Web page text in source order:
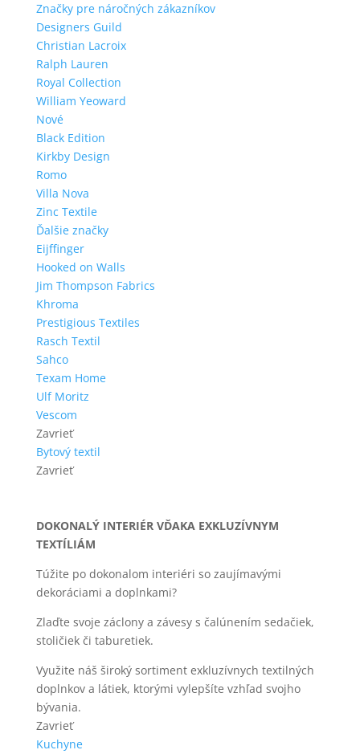
Značky pre náročných zákazníkov
Designers Guild
Christian Lacroix
Ralph Lauren
Royal Collection
William Yeoward
Nové
Black Edition
Kirkby Design
Romo
Villa Nova
Zinc Textile
Ďalšie značky
Eijffinger
Hooked on Walls
Jim Thompson Fabrics
Khroma
Prestigious Textiles
Rasch Textil
Sahco
Texam Home
Ulf Moritz
Vescom
Zavrieť
Bytový textil
Zavrieť
DOKONALÝ INTERIÉR VĎAKA EXKLUZÍVNYM
TEXTÍLIÁM
Túžite po dokonalom interiéri so zaujímavými
dekoráciami a doplnkami?
Zlaďte svoje záclony a závesy s čalúnením sedačiek,
stoličiek či taburetiek.
Využite náš široký sortiment exkluzívnych textilných
doplnkov a látiek, ktorými vylepšíte vzhľad svojho
bývania.
Zavrieť
Kuchyne